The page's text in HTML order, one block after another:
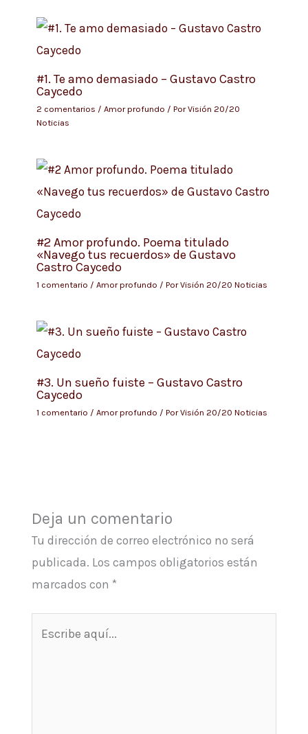
#1. Te amo demasiado – Gustavo Castro
Caycedo
2 comentarios / Amor profundo / PorVisión 20/20
Noticias
#2 Amor profundo. Poema titulado
«Navego tus recuerdos» de Gustavo
Castro Caycedo
1 comentario / Amor profundo / PorVisión 20/20 Noticias
#3. Un sueño fuiste – Gustavo Castro
Caycedo
1 comentario / Amor profundo / PorVisión 20/20 Noticias
Deja un comentario
Tu dirección de correo electrónico no será
publicada. Los campos obligatorios están
marcados con *